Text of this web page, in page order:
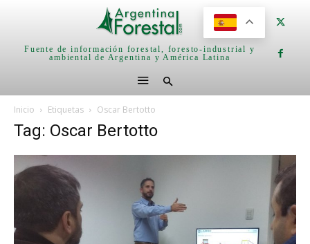
Fuente de información forestal, foresto-industrial y
ambiental de Argentina y América Latina
Inicio Etiquetas Oscar Bertotto
Tag: Oscar Bertotto